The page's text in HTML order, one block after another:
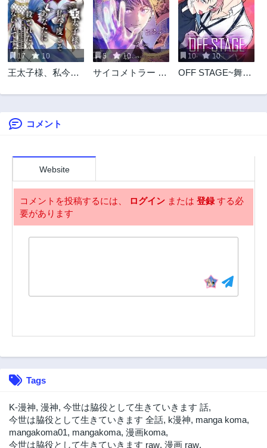
3年前 3年前
47話
3年前
46話
3年前
45話
3年前
44話
3年前
43話 42話
41話
39話
37話
4年前
36話
4年前
35話
25話
4年前
23話
4年前
22話
4年前
21話 20話
17 10
王太子様、私今度
れたくないんで
れた貧乏令嬢、二
度目は串刺し回避
5 10
サイコメトラー 超
10 10
OFF STAGE~舞台
コメント
Website
コメントを投稿するには、 ログイン または 登録する必
要があります
Tags
K-漫神, 漫神, 今世は脇役として生きていきます 話,
今世は脇役として生きていきます 全話, k漫神, manga koma,
mangakoma01, mangakoma, 漫画koma,
今世は脇役として生きていきます raw, 漫画 raw,